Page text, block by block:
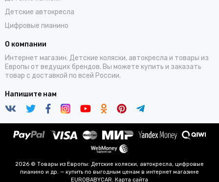
Детские автокресла
Цифровые пианино
О компании
Интернет магазин. Детские коляски, автокресла и товары из
Европы от ведущих брендов. Вы можете купить и заказать
товар с доставкой по всей России.
Напишите нам
2026 © Товары из Европы: Детские коляски, автокресла, цифровые
пианино и др. — купить по выгодным ценам в интернет магазине
EUROBABYCAR. Карта сайта